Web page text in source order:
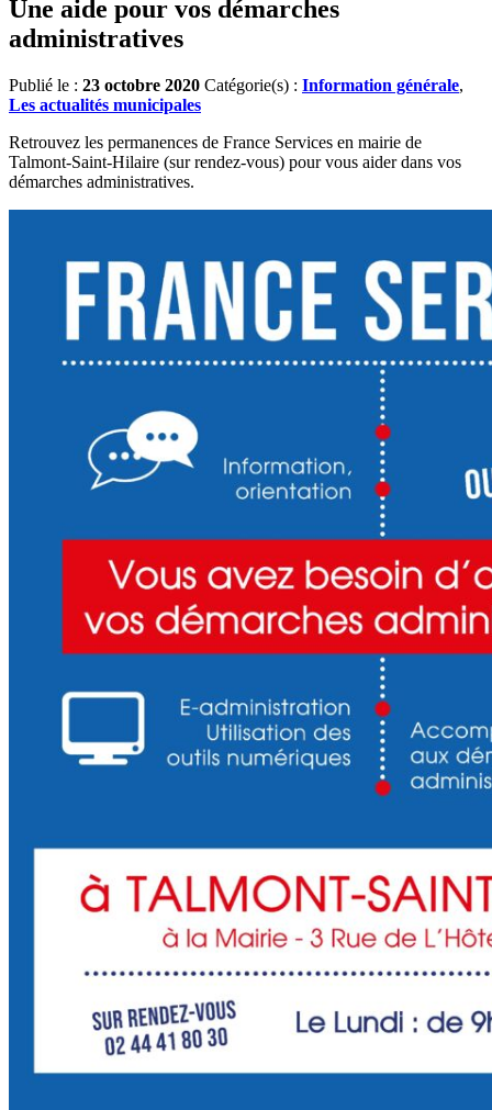
Une aide pour vos démarches
administratives
Publié le : 23 octobre 2020 Catégorie(s) : Information générale,
Les actualités municipales
Retrouvez les permanences de France Services en mairie de
Talmont-Saint-Hilaire (sur rendez-vous) pour vous aider dans vos
démarches administratives.